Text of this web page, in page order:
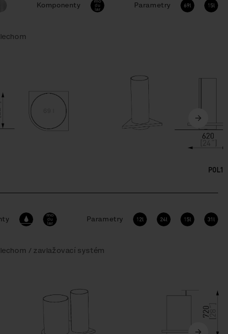
Komponenty Parametry
Parametry
/ zavlažovací systém